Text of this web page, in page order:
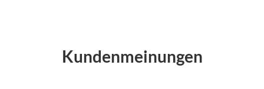
Kundenmeinungen